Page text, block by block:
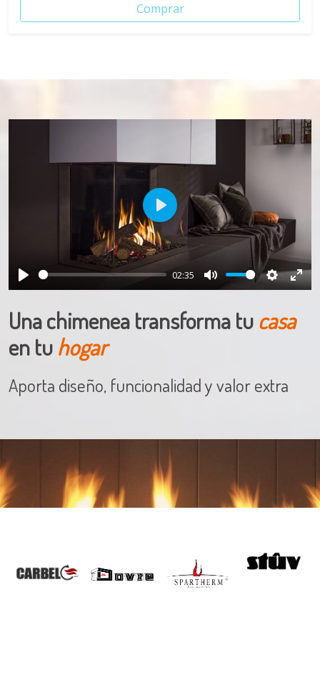
Comprar
Play
02:35
Mute Settings
Play
Una chimenea transforma tu casa
en tu hogar
Aporta diseño, funcionalidad y valor extra